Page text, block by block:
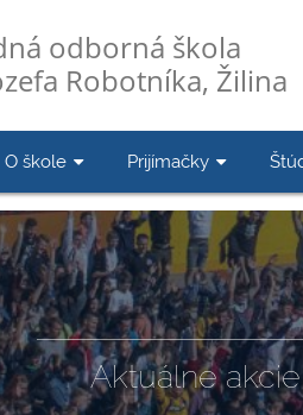
odborná škola
Robotníka, Žilina
O škole Prijímačky
Aktuálne